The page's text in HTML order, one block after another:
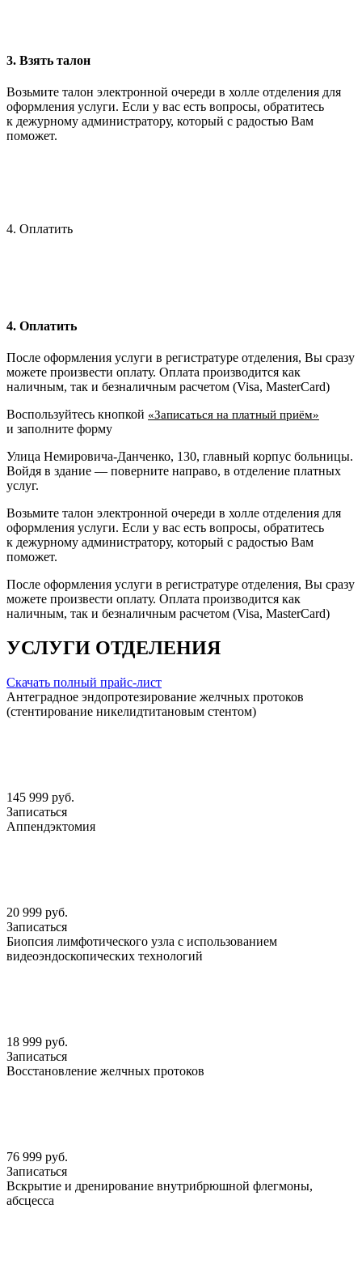
3. Взять талон
Возьмите талон электронной очереди в холле отделения для
оформления услуги. Если у вас есть вопросы, обратитесь
к дежурному администратору, который с радостью Вам
поможет.
4. Оплатить
4. Оплатить
После оформления услуги в регистратуре отделения, Вы сразу
можете произвести оплату. Оплата производится как
наличным, так и безналичным расчетом (Visa, MasterCard)
Воспользуйтесь кнопкой «Записаться на платный приём»
и заполните форму
Улица Немировича-Данченко, 130, главный корпус больницы.
Войдя в здание — поверните направо, в отделение платных
услуг.
Возьмите талон электронной очереди в холле отделения для
оформления услуги. Если у вас есть вопросы, обратитесь
к дежурному администратору, который с радостью Вам
поможет.
После оформления услуги в регистратуре отделения, Вы сразу
можете произвести оплату. Оплата производится как
наличным, так и безналичным расчетом (Visa, MasterCard)
УСЛУГИ ОТДЕЛЕНИЯ
Скачать полный прайс-лист
Антеградное эндопротезирование желчных протоков
(стентирование никелидтитановым стентом)
145 999 руб.
Записаться
Аппендэктомия
20 999 руб.
Записаться
Биопсия лимфотического узла с использованием
видеоэндоскопических технологий
18 999 руб.
Записаться
Восстановление желчных протоков
76 999 руб.
Записаться
Вскрытие и дренирование внутрибрюшной флегмоны,
абсцесса